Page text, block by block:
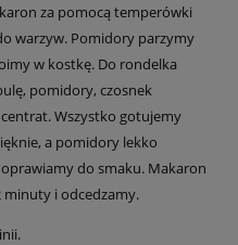
za pomocą temperówki
warzyw. Pomidory parzymy
w kostkę. Do rondelka
pomidory, czosnek
Wszystko gotujemy
a pomidory lekko
do smaku. Makaron
minuty i odcedzamy.